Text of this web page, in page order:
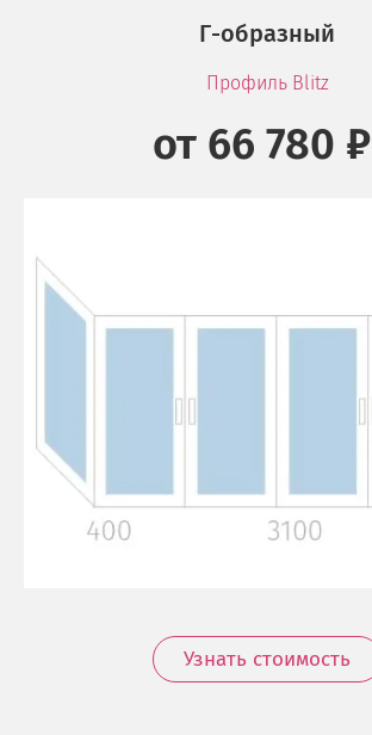
Г-образный
Профиль Blitz
от 66 780 ₽
Узнать стоимость